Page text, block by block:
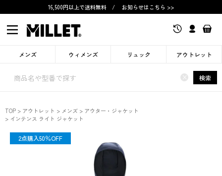
16,500円以上で送料無料 / お知らせはこちら >>
メンズ ウィメンズ リュック アウトレット
× 検索
TOP アウトレット メンズ
アウター・ジャケット
インテンス ライト ジャケット
OUTLET
2点購入50％OFF